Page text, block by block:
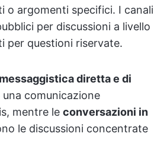
o argomenti specifici. I canali
per discussioni a livello
per questioni riservate.
messaggistica diretta e di
comunicazione
mentre le conversazioni in
le discussioni concentrate